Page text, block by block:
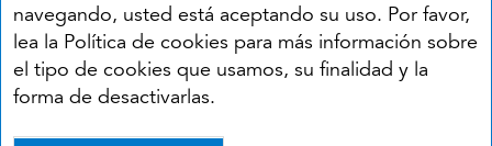
navegando, usted está aceptando su uso. Por favor,
lea la Política de cookies para más información sobre
el tipo de cookies que usamos, su finalidad y la
forma de desactivarlas.
Síguenos en:
YouTube
AccesibilidadAviso legal